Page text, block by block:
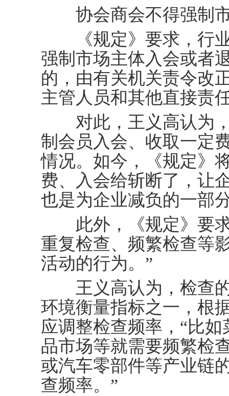
协会商会不得强制市
《规定》要求，行业
强制市场主体入会或者
的，由有关机关责令改
主管人员和其他直接责
对此，王义高认为，
制会员入会、收取一定
情况。如今，《规定》
费、入会给斩断了，让
也是为企业减负的一部
此外，《规定》要求
重复检查、频繁检查等
活动的行为。”
王义高认为，检查的
环境衡量指标之一，根
应调整检查频率，“比
品市场等就需要频繁检
或汽车零部件等产业链
查频率。”